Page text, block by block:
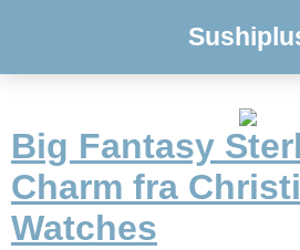
Big Fantasy
Charm fra
Watches